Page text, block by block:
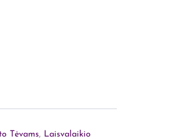
Tėvams, Laisvalaikio